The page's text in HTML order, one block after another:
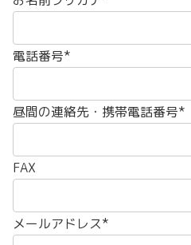
電話番号*
昼間の連絡先・携帯電話番号*
FAX
メールアドレス*